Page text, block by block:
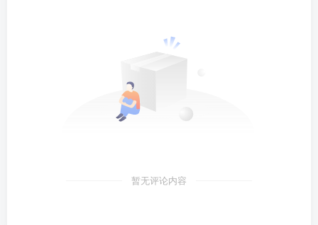
暂无评论内容